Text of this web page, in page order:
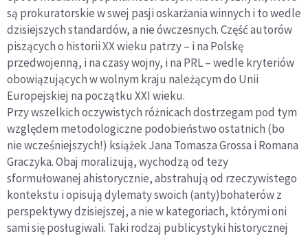
są prokuratorskie w swej pasji oskarżania winnych i to wedle
dzisiejszych standardów, a nie ówczesnych. Część autorów
piszących o historii XX wieku patrzy – i na Polskę
przedwojenną, i na czasy wojny, i na PRL – wedle kryteriów
obowiązujących w wolnym kraju należącym do Unii
Europejskiej na początku XXI wieku.
Przy wszelkich oczywistych różnicach dostrzegam pod tym
względem metodologiczne podobieństwo ostatnich (bo
nie wcześniejszych!) książek Jana Tomasza Grossa i Romana
Graczyka. Obaj moralizują, wychodzą od tezy
sformułowanej ahistorycznie, abstrahują od rzeczywistego
kontekstu i opisują dylematy swoich (anty)bohaterów z
perspektywy dzisiejszej, a nie w kategoriach, którymi oni
sami się posługiwali. Taki rodzaj publicystyki historycznej